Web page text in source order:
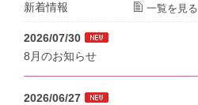
新着情報 一覧を見る
2026/07/30
8月のお知らせ
2026/06/27